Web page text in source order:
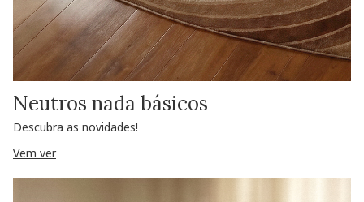
Neutros nada básicos
Descubra as novidades!
Vem ver